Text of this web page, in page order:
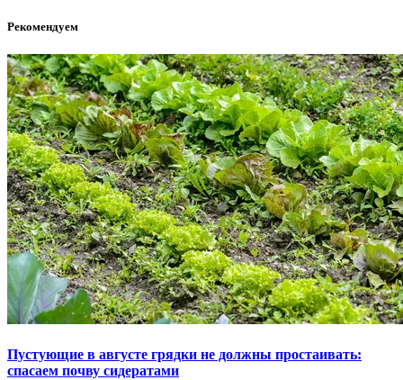
Рекомендуем
Пустующие в августе грядки не должны простаивать:
спасаем почву сидератами